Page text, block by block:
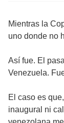
Mientras la
uno donde no
Así fue. El
Venezuela.
El caso es
inaugural ni